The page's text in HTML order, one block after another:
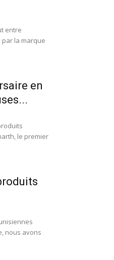
entre
la marque
en
le premier
nous avons